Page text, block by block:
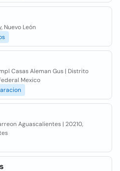
Nuevo León
Casas Aleman Gus | Distrito
Mexico
Aguascalientes | 20210,